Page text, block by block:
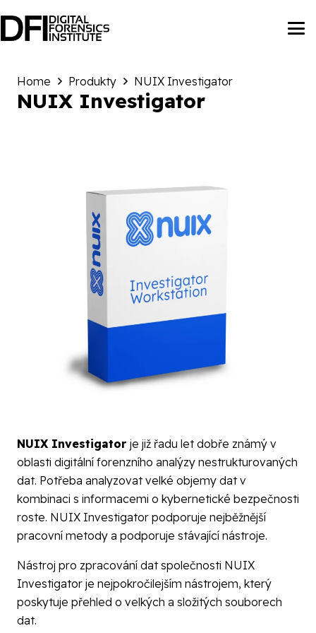
Home Produkty NUIX Investigator
NUIX Investigator
NUIX Investigator je již řadu let dobře známý v
oblasti digitální forenzního analýzy nestrukturovaných
dat. Potřeba analyzovat velké objemy dat v
kombinaci s informacemi o kybernetické bezpečnosti
roste. NUIX Investigator podporuje nejběžnější
pracovní metody a podporuje stávající nástroje.
Nástroj pro zpracování dat společnosti NUIX
Investigator je nejpokročilejším nástrojem, který
poskytuje přehled o velkých a složitých souborech
dat.